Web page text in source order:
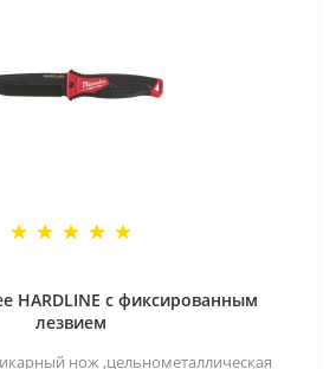
HARDLINE с фиксированным
лезвием
нож ,цельнометаллическая